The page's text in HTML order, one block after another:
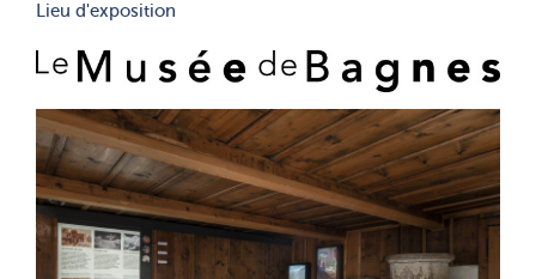
Lieu d'exposition